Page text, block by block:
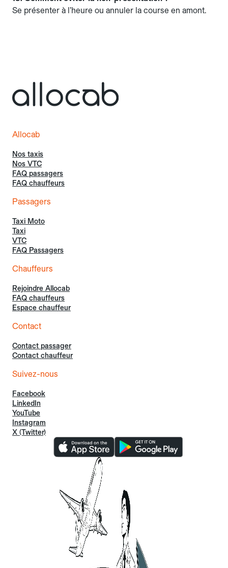
Se présenter à l’heure ou annuler la course en amont.
Allocab
Nos taxis
Nos VTC
FAQ passagers
FAQ chauffeurs
Passagers
Taxi Moto
Taxi
VTC
FAQ Passagers
Chauffeurs
Rejoindre Allocab
FAQ chauffeurs
Espace chauffeur
Contact
Contact passager
Contact chauffeur
Suivez-nous
Facebook
LinkedIn
YouTube
Instagram
X (Twitter)